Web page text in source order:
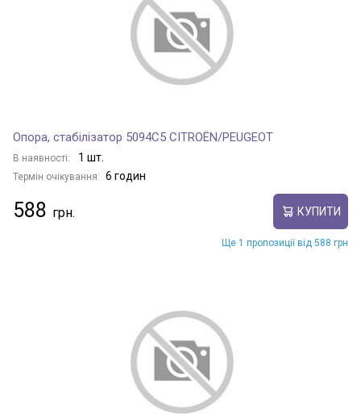
Опора, стабілізатор 5094C5 CITROËN/PEUGEOT
В наявності: 1 шт.
Термін очікування: 6 годин
588 КУПИТИ
Ще 1 пропозиції від 588 грн